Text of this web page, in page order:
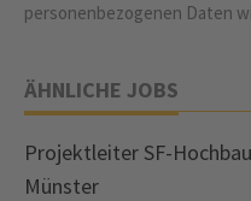
personenbezogenen Daten
ÄHNLICHE JOBS
Projektleiter SF-
Münster